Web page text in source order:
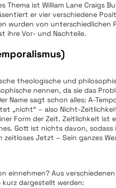
Thema ist William Lane Craigs
er vier verschiedene
wurden von unterschiedlichen
ihre Vor- und Nachteile.
theologische und
nennen, da sie das
Name sagt schon alles: A-
„nicht“ – also Nicht-
Form der Zeit. Zeitlichkeit ist
Gott ist nichts davon, sodass
Jetzt – Sein ganzes
einnehmen? Aus
kurz dargestellt werden: